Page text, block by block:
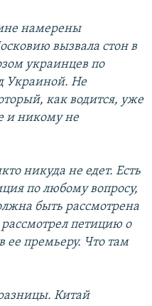
намерены
вызвала стон в
украинцев по
Украиной. Не
как водится, уже
и никому не
никуда не едет. Есть
по любому вопросу,
быть рассмотрена
петицию о
премьеру. Что там
Китай